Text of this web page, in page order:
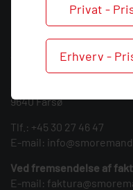
Privat -
Erhverv -
KONTAKT
Smøremanden A/S
CVR: 39683717
9640 Farsø
Tlf.: +45 30 27 46 47
E-mail:
Ved fremsendelse af
E-mail: